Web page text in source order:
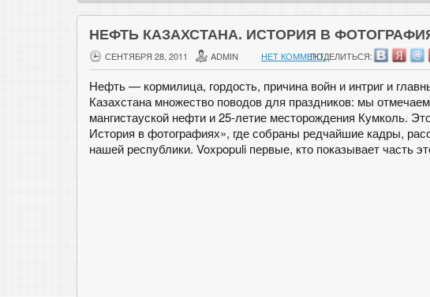
НЕФТЬ КАЗАХСТАНА. ИСТОРИЯ В
СЕНТЯБРЯ 28, 2011 ADMIN НЕТ КОММЕНТ.ПОДЕЛИТЬСЯ:
Нефть — кормилица, гордость, причина войн и интриг и
Казахстана множество поводов для праздников: мы
мангистауской нефти и 25-летие месторождения Кумколь.
История в фотографиях», где собраны редчайшие кадры,
нашей республики. Voxpopuli первые, кто показывает часть